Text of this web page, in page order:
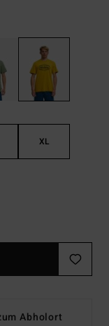
XL
Abholort